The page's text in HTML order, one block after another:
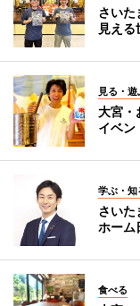
さい
見え
見る・遊
大宮・
イベ
学ぶ・知
さい
ホーム
食べる